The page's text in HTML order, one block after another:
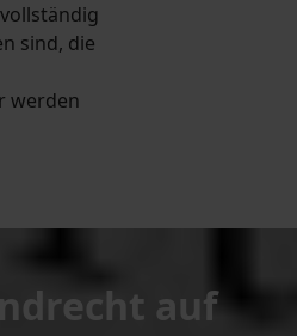
sind, die
werden
auf